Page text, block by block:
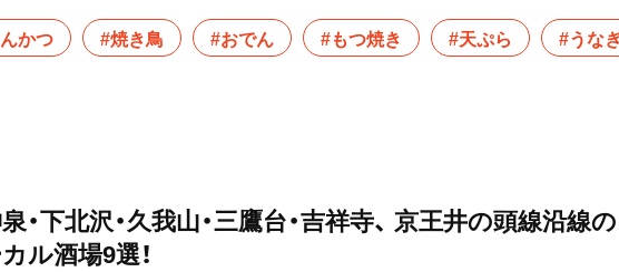
かつ #焼き鳥 #おでん #もつ焼き #天ぷら #うな
・下北沢・久我山・三鷹台・吉祥寺、 京王井の頭線沿線
ル酒場9選！